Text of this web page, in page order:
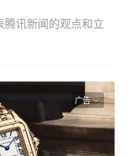
腾讯新闻的观点和立
广告